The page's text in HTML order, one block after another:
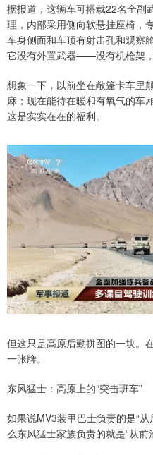
据报道，这辆车可搭载22名全副
理，内部采用侧向软悬挂座椅，
车身侧面和车顶有射击孔和观察
它没有外置武器——没有机枪架，
想象一下，以前坐在敞篷卡车里
麻；现在能待在暖和有氧气的车
这是实实在在的福利。
但这只是高原后勤拼图的一块。
一张牌。
东风猛士：高原上的“突击班车”
如果说MV3装甲巴士负责的是“
么东风猛士家族负责的就是“从前